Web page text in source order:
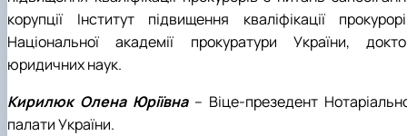
корупції Інститут підвищення кваліфікації
Національної академії прокуратури України,
юридичних наук.
Кирилюк Олена Юріївна– Віце-презедент
палати України.